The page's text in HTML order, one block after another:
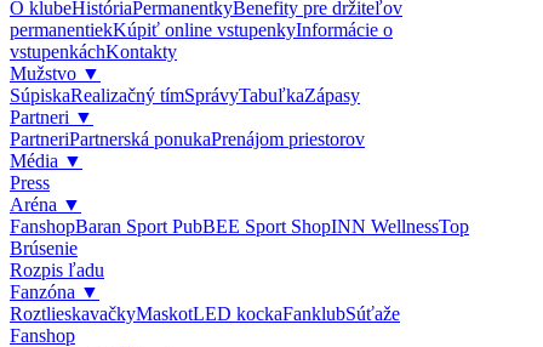
O klubeHistóriaPermanentkyBenefity pre držiteľov
permanentiekKúpiť online vstupenkyInformácie o
vstupenkáchKontakty
Mužstvo ▼
SúpiskaRealizačný tímSprávyTabuľkaZápasy
Partneri ▼
PartneriPartnerská ponukaPrenájom priestorov
Média ▼
Press
Aréna ▼
FanshopBaran Sport PubBEE Sport ShopINN WellnessTop
Brúsenie
Rozpis ľadu
Fanzóna ▼
RoztlieskavačkyMaskotLED kockaFanklubSúťaže
Fanshop